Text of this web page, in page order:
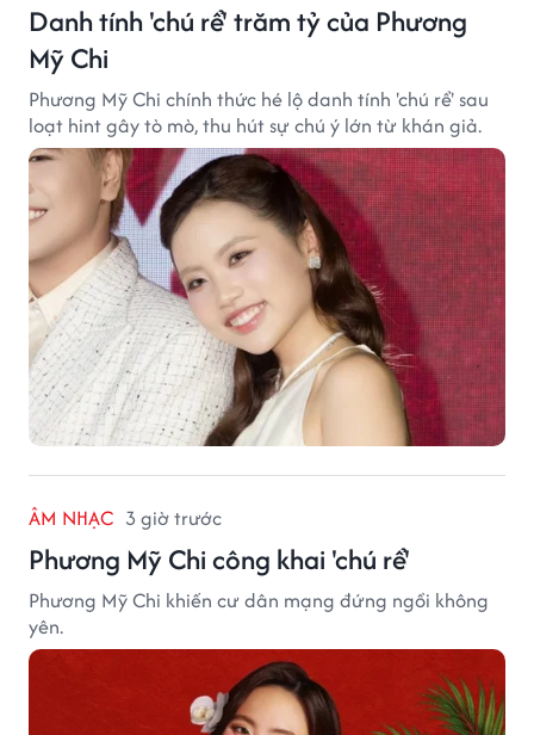
Danh tính 'chú rể' trăm tỷ của Phương
Mỹ Chi
Phương Mỹ Chi chính thức hé lộ danh tính 'chú rể' sau
loạt hint gây tò mò, thu hút sự chú ý lớn từ khán giả.
ÂM NHẠC 3 giờ trước
Phương Mỹ Chi công khai 'chú rể'
Phương Mỹ Chi khiến cư dân mạng đứng ngồi không
yên.